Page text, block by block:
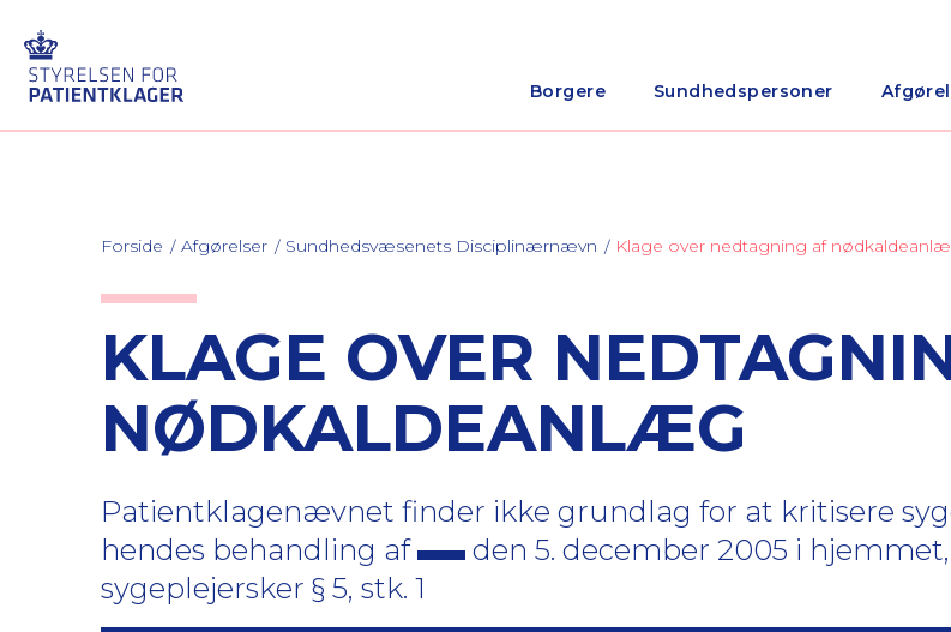
Borgere Sundhedspersoner
Forside Afgørelser Sundhedsvæsenets Disciplinærnævn Klage over nedtagning af
KLAGE OVER
NØDKALDEANLÆG
Patientklagenævnet finder ikke grundlag for at kritisere
hendes behandling af
den 5. december 2005 i
sygeplejersker § 5, stk. 1